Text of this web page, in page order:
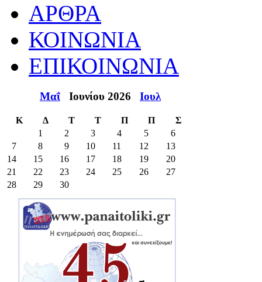
ΑΡΘΡΑ
ΚΟΙΝΩΝΙΑ
ΕΠΙΚΟΙΝΩΝΙΑ
Μαΐ Ιουνίου 2026 Ιουλ
Κ Δ Τ Τ Π Π
Σ
1
2 3 4 5
6
7
8 9 10 11 12
13
14
15 16 17 18 19
20
21
22 23 24 25 26
27
28
29 30